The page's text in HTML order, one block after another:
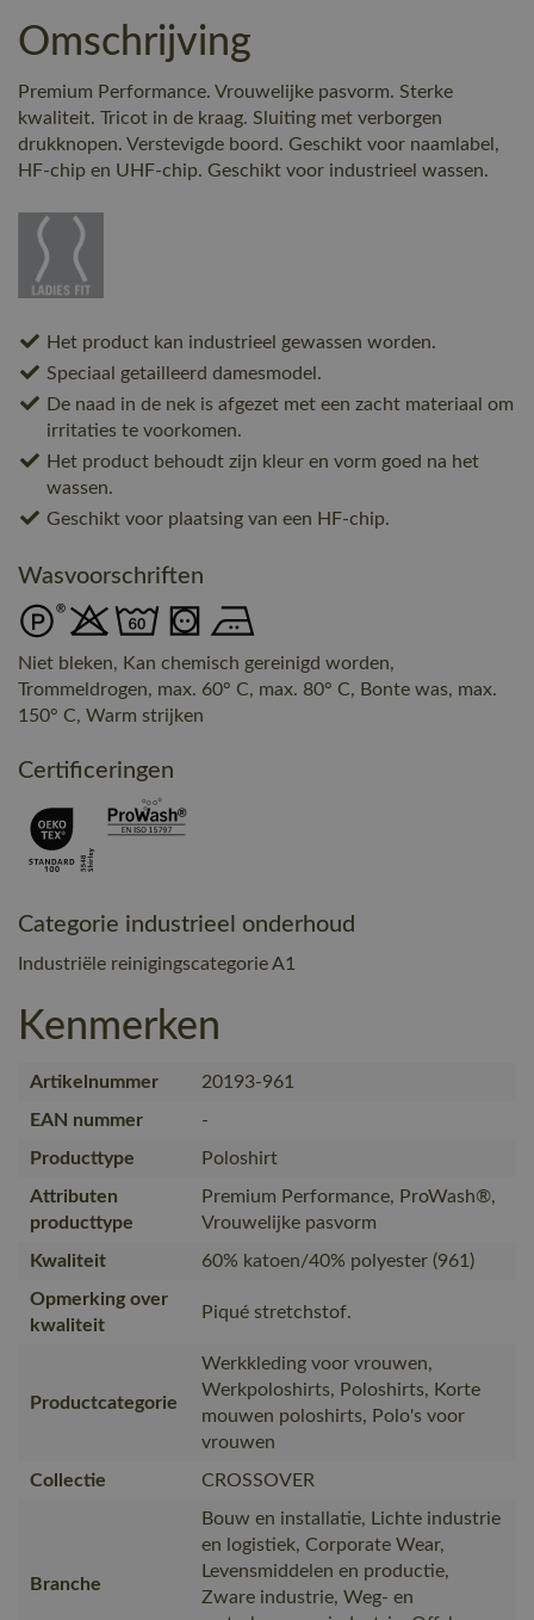
Omschrijving
Premium Performance. Vrouwelijke pasvorm. Sterke
kwaliteit. Tricot in de kraag. Sluiting met verborgen
drukknopen. Verstevigde boord. Geschikt voor naamlabel,
HF-chip en UHF-chip. Geschikt voor industrieel wassen.
Het product kan industrieel gewassen worden.
Speciaal getailleerd damesmodel.
De naad in de nek is afgezet met een zacht materiaal om
irritaties te voorkomen.
Het product behoudt zijn kleur en vorm goed na het
wassen.
Geschikt voor plaatsing van een HF-chip.
Wasvoorschriften
Niet bleken, Kan chemisch gereinigd worden,
Trommeldrogen, max. 60° C, max. 80° C, Bonte was, max.
150° C, Warm strijken
Certificeringen
Categorie industrieel onderhoud
Industriële reinigingscategorie A1
Kenmerken
Artikelnummer
20193-961
EAN nummer
-
Producttype
Poloshirt
Attributen
producttype
Premium Performance, ProWash®,
Vrouwelijke pasvorm
Kwaliteit
60% katoen/40% polyester (961)
Opmerking over
kwaliteit
Piqué stretchstof.
Productcategorie
Werkkleding voor vrouwen,
Werkpoloshirts, Poloshirts, Korte
mouwen poloshirts, Polo's voor
vrouwen
Collectie
CROSSOVER
Branche
Bouw en installatie, Lichte industrie
en logistiek, Corporate Wear,
Levensmiddelen en productie,
Zware industrie, Weg- en